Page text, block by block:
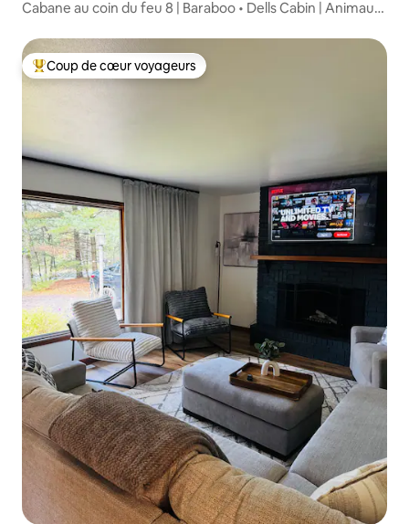
Cabane au coin du feu 8 | Baraboo • Dells Cabin | Animaux
Coups de cœur voyageurs les plus appréciés
Coup de cœur voyageurs